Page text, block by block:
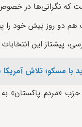
است که نگرانی‌ها
هم دو روز پیش خود را
با مسکو؛ تلاش آمریکا
شاخه نواز برنده ۷۱ کرسی